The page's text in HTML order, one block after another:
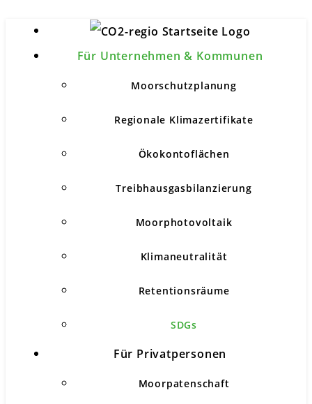
Für Unternehmen & Kommunen
Moorschutzplanung
Regionale Klimazertifikate
Ökokontoflächen
Treibhausgasbilanzierung
Moorphotovoltaik
Klimaneutralität
Retentionsräume
SDGs
Für Privatpersonen
Moorpatenschaft